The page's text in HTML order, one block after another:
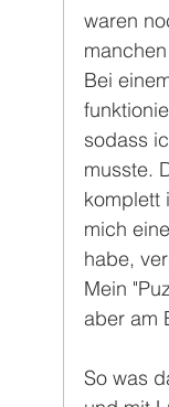
waren
Bei
sodass
musste.
komplett
mich
habe,
Mein
aber am
So was